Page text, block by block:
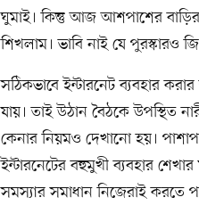
ঘুমাই। কিন্তু আজ আশপাশের
শিখলাম। ভাবি নাই যে পুরস্কারও
সঠিকভাবে ইন্টারনেট ব্যবহার
যায়। তাই উঠান বৈঠকে উপস্থিত
কেনার নিয়মও দেখানো হয়।
ইন্টারনেটের বহুমুখী ব্যবহার
সমস্যার সমাধান নিজেরাই করতে